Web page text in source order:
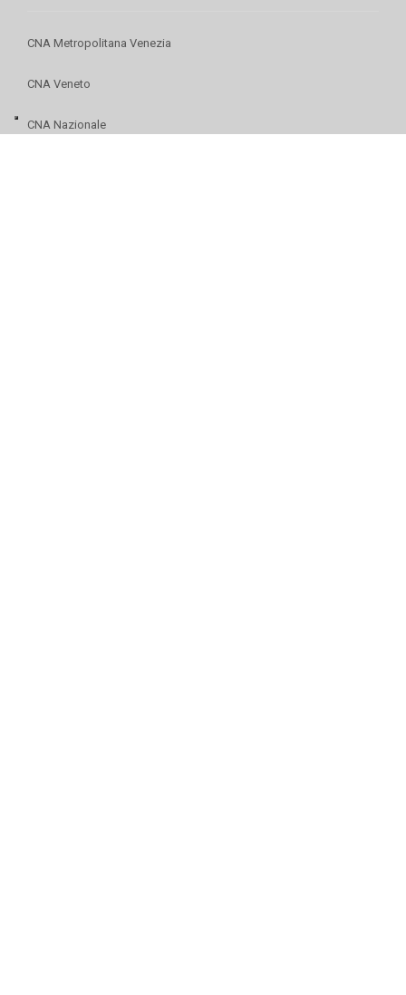
CNA Metropolitana Venezia
CNA Veneto
CNA Nazionale